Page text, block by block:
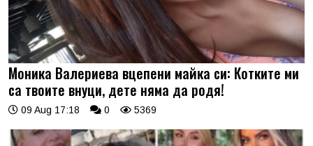
Моника Валериева вцепени майка си: Котките ми
са твоите внуци, дете няма да родя!
09 Aug 17:18 0 5369